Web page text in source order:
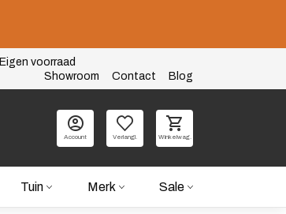
Eigen voorraad
Showroom
Contact Blog
Account Verlangl. Winkelwag.
Tuin Merk Sale